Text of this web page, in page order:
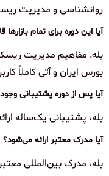
روانشناسی و مدیریت
آیا این دوره برای تمام
بله. مفاهیم مدیریت
بورس ایران و آتی کاملاً
آیا پس از دوره پشتیبانی
بله، پشتیبانی یک‌ساله
آیا مدرک معتبر ارائه می‌شود؟
بله، مدرک بین‌المللی